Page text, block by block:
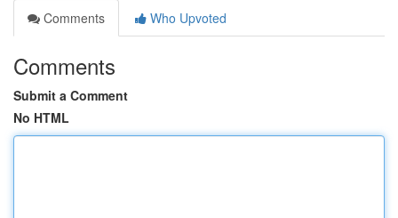
Comments
Who Upvoted
Comments
Submit a Comment
No HTML